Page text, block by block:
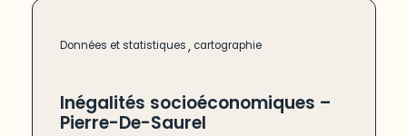
Données et statistiques, cartographie
Inégalités socioéconomiques –
Pierre-De-Saurel